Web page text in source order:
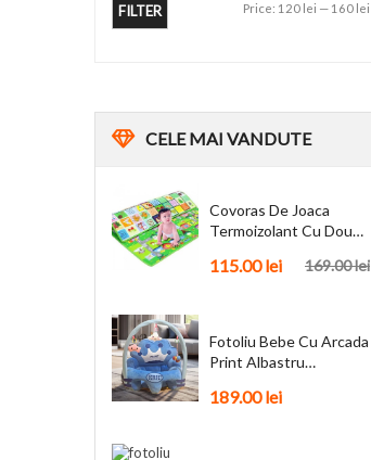
FILTER Price: 120 lei — 160 lei
CELEMAI VANDUTE
Covoras De Joaca
Termoizolant Cu Doua
169.00lei
115.00lei
Fotoliu Bebe Cu Arcada
Print Albastru
189.00lei